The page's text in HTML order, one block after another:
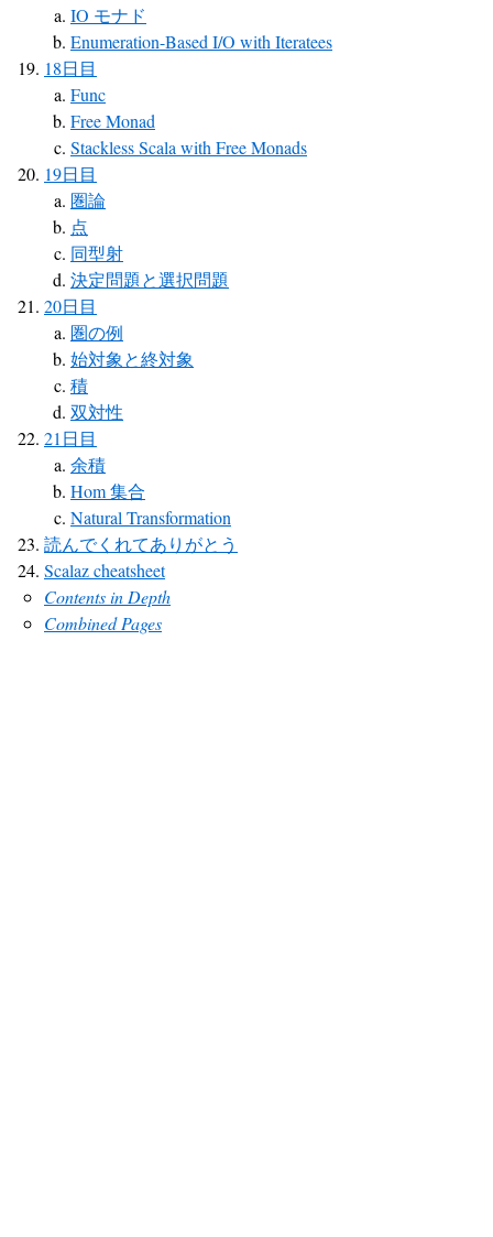
IO モナド
Enumeration-Based I/O with Iteratees
18日目
Func
Free Monad
Stackless Scala with Free Monads
19日目
圏論
点
同型射
決定問題と選択問題
20日目
圏の例
始対象と終対象
積
双対性
21日目
余積
Hom 集合
Natural Transformation
読んでくれてありがとう
Scalaz cheatsheet
Contents in Depth
Combined Pages